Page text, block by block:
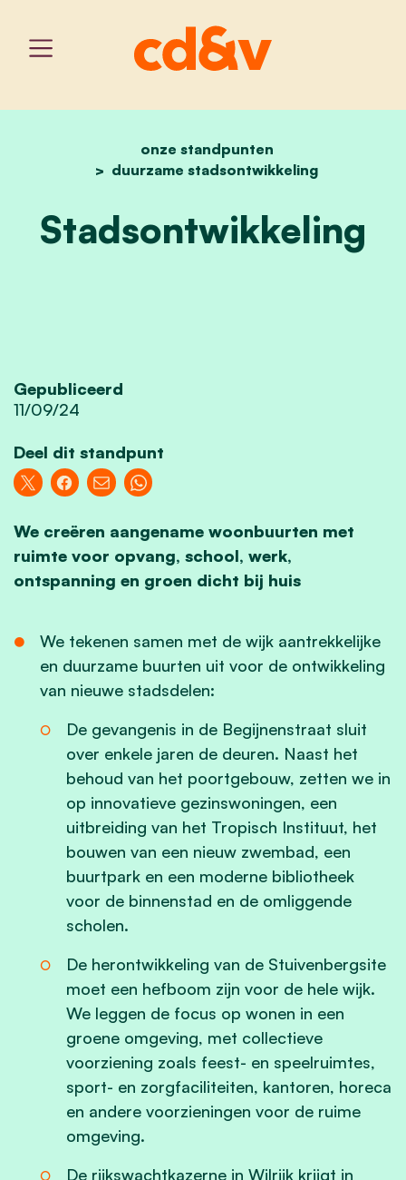
home
onze standpunten
duurzame stadsontwikkeling
stadsontwikkeling
Stadsontwikkeling
Gepubliceerd
11/09/24
Deel dit standpunt
We creëren aangename woonbuurten met
ruimte voor opvang, school, werk,
ontspanning en groen dicht bij huis
We tekenen samen met de wijk aantrekkelijke
en duurzame buurten uit voor de ontwikkeling
van nieuwe stadsdelen:
De gevangenis in de Begijnenstraat sluit
over enkele jaren de deuren. Naast het
behoud van het poortgebouw, zetten we in
op innovatieve gezinswoningen, een
uitbreiding van het Tropisch Instituut, het
bouwen van een nieuw zwembad, een
buurtpark en een moderne bibliotheek
voor de binnenstad en de omliggende
scholen.
De herontwikkeling van de Stuivenbergsite
moet een hefboom zijn voor de hele wijk.
We leggen de focus op wonen in een
groene omgeving, met collectieve
voorziening zoals feest- en speelruimtes,
sport- en zorgfaciliteiten, kantoren, horeca
en andere voorzieningen voor de ruime
omgeving.
De rijkswachtkazerne in Wilrijk krijgt in